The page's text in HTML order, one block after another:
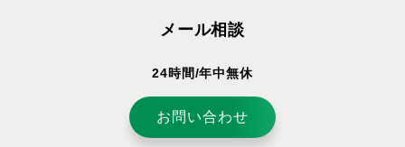
メール相談
24時間/年中無休
お問い合わせ